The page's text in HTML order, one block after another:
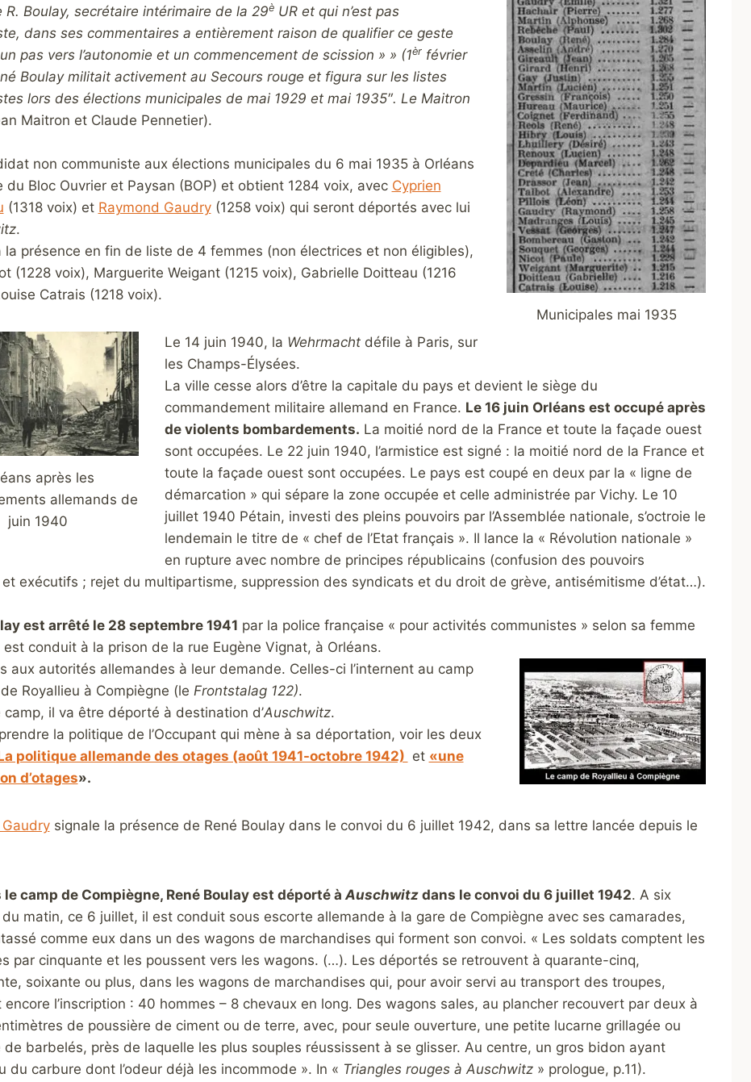
Municipales mai 1935
R. Boulay, secrétaire intérimaire de la 29èUR et qui n’est pas
dans ses commentaires a entièrement raison de qualifier ce geste
pas vers l’autonomie et un commencement de scission » » (1èrfévrier
Boulay militait activement au Secours rouge et figura sur les listes
lors des élections municipales de mai 1929 et mai 1935″. Le Maitron
Maitron et Claude Pennetier).
non communiste aux élections municipales du 6 mai 1935 à Orléans
du Bloc Ouvrier et Paysan (BOP) et obtient 1284 voix, avec Cyprien
(1318 voix) et Raymond Gaudry(1258 voix) qui seront déportés avec lui
.
la présence en fin de liste de 4 femmes (non électrices et non éligibles),
(1228 voix), Marguerite Weigant (1215 voix), Gabrielle Doitteau (1216
Catrais (1218 voix).
après les
allemands de
juin 1940
Le 14 juin 1940, la Wehrmachtdéfile à Paris, sur
les Champs-Élysées.
La ville cesse alors d’être la capitale du pays et devient le siège du
commandement militaire allemand en France. Le 16 juin Orléans est occupé après
de violents bombardements. La moitié nord de la France et toute la façade ouest
sont occupées. Le 22 juin 1940, l’armistice est signé : la moitié nord de la France et
toute la façade ouest sont occupées. Le pays est coupé en deux par la « ligne de
démarcation » qui sépare la zone occupée et celle administrée par Vichy. Le 10
juillet 1940 Pétain, investi des pleins pouvoirs par l’Assemblée nationale, s’octroie le
lendemain le titre de « chef de l’Etat français ». Il lance la « Révolution nationale »
en rupture avec nombre de principes républicains (confusion des pouvoirs
exécutifs ; rejet du multipartisme, suppression des syndicats et du droit de grève, antisémitisme d’état…).
est arrêté le 28 septembre 1941 par la police française « pour activités communistes » selon sa femme
est conduit à la prison de la rue Eugène Vignat, à Orléans.
aux autorités allemandes à leur demande. Celles-ci l’internent au camp
Royallieu à Compiègne (le Frontstalag 122).
camp, il va être déporté à destination d’Auschwitz.
la politique de l’Occupant qui mène à sa déportation, voir les deux
politique allemande des otages (août 1941-octobre 1942) et «une
d’otages».
signale la présence de René Boulay dans le convoi du 6 juillet 1942, dans sa lettre lancée depuis le
le camp de Compiègne, René Boulay est déporté àAuschwitzdans le convoi du 6 juillet 1942. A six
du matin, ce 6 juillet, il est conduit sous escorte allemande à la gare de Compiègne avec ses camarades,
comme eux dans un des wagons de marchandises qui forment son convoi. « Les soldats comptent les
par cinquante et les poussent vers les wagons. (…). Les déportés se retrouvent à quarante-cinq,
soixante ou plus, dans les wagons de marchandises qui, pour avoir servi au transport des troupes,
encore l’inscription : 40 hommes – 8 chevaux en long. Des wagons sales, au plancher recouvert par deux à
de poussière de ciment ou de terre, avec, pour seule ouverture, une petite lucarne grillagée ou
de barbelés, près de laquelle les plus souples réussissent à se glisser. Au centre, un gros bidon ayant
du carbure dont l’odeur déjà les incommode ». In « Triangles rouges à Auschwitz» prologue, p.11).